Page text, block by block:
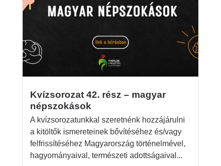
Kvízsorozat 42. rész – magyar
népszokások
A kvízsorozatunkkal szeretnénk hozzájárulni
a kitöltők ismereteinek bővítéséhez és/vagy
felfrissítéséhez Magyarország történelmével,
hagyományaival, természeti adottságaival...